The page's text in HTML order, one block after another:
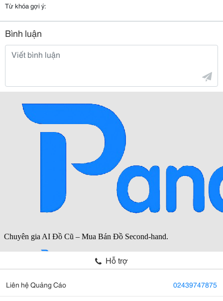
Từ khóa gợi ý:
Bình luận
Hỗ trợ
Liên hệ Quảng Cáo 02439747875